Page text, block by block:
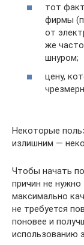
тот
фирмы
от
же
шнуром;
цену,
Некоторые
излишним —
Чтобы начать
причин не
максимально
не требуется
поновее и
использованию